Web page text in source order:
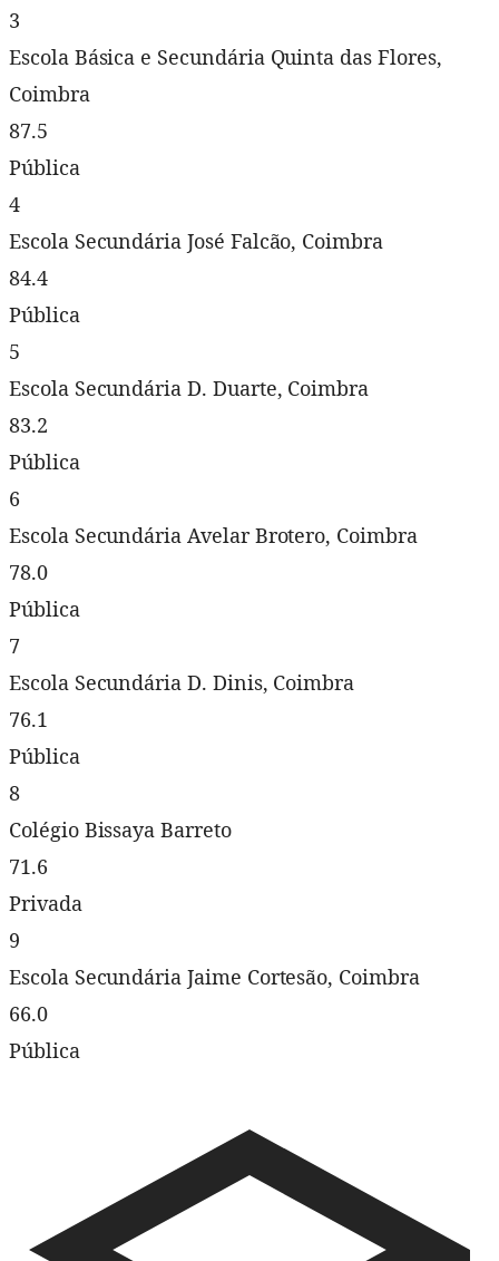
3
Escola Básica e Secundária Quinta das Flores,
Coimbra
87.5
Pública
4
Escola Secundária José Falcão, Coimbra
84.4
Pública
5
Escola Secundária D. Duarte, Coimbra
83.2
Pública
6
Escola Secundária Avelar Brotero, Coimbra
78.0
Pública
7
Escola Secundária D. Dinis, Coimbra
76.1
Pública
8
Colégio Bissaya Barreto
71.6
Privada
9
Escola Secundária Jaime Cortesão, Coimbra
66.0
Pública